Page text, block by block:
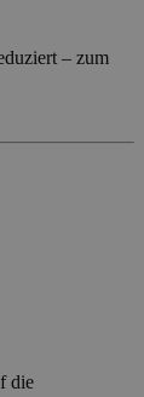
– zum
die